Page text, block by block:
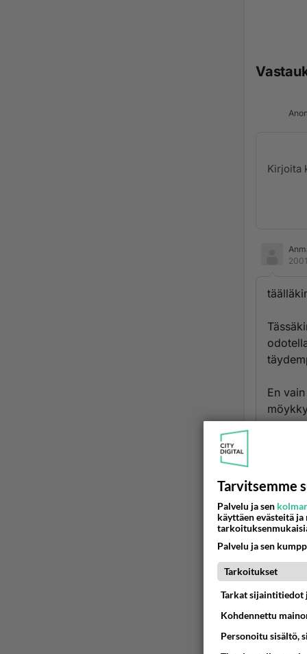
En
Miten
Onnea
ja on
Tarvitsemme
Palvelu ja sen
käyttäen evästeitä
Palvelu ja sen
Tarkoitukset
Tarkat sijaintitiedot
Kohdennettu
Personoitu sisältö,